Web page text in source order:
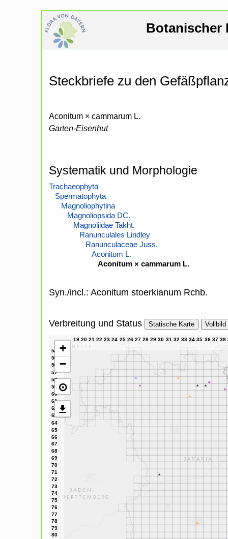
Botanischer
Steckbriefe zu den
Aconitum × cammarum L.
Garten-Eisenhut
Systematik und Morphologie
Trachaeophyta
Spermatophyta
Magnoliophytina
Magnoliopsida DC.
Magnoliidae Takht.
Ranunculales Lindley
Ranunculaceae Juss.
Aconitum L.
Aconitum × cammarum L.
Syn./incl.: Aconitum stoerkianum Rchb.
Verbreitung und Status Statische Karte Vollbild
+
−
⊙